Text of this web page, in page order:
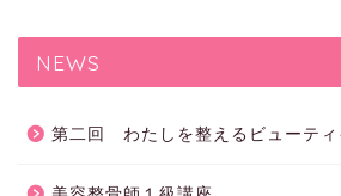
NEWS
第二回 わたしを整えるビューティ